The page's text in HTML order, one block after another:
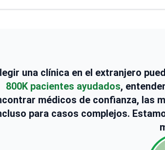
Miembro de la
centrada en técnicas
para articulaciones
Formado en el Govt
Kottayam, una
una clínica en el extranjero
800K pacientes ayudados,
médicos de confianza, las
para casos complejos.